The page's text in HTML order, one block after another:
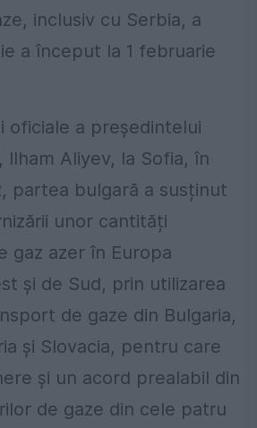
inclusiv cu Serbia, a
a început la 1 februarie
oficiale a președintelui
Ilham Aliyev, la Sofia, în
partea bulgară a susținut
unor cantități
gaz azer în Europa
și de Sud, prin utilizarea
de gaze din Bulgaria,
și Slovacia, pentru care
și un acord prealabil din
de gaze din cele patru